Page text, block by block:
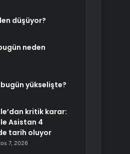
düşüyor?
neden
yükselişte?
kritik karar:
Asistan 4
tarih oluyor
7, 2026